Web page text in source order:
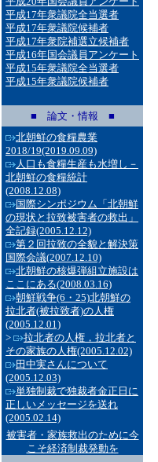
平成17年衆議院全当選者
平成17年衆議院候補者
平成17年衆院補選立候補者
平成16年国会議員アンケート
平成15年衆議院全当選者
平成15年衆議院候補者
■ 論文・情報 ■
北朝鮮の食糧農業
2018/19(2019.09.09)
人口も食糧生産も水増し－
北朝鮮の食糧統計
(2008.12.08)
国際シンポジウム「北朝鮮
の現状と拉致被害者の救出」
全記録(2005.12.12)
第２回拉致の全貌と解決策
国際会議(2007.12.10)
北朝鮮の核爆弾組立施設は
ここにある(2008.03.16)
朝鮮戦争(6・25)北朝鮮の
拉北者(被拉致者)の人権
(2005.12.01)
>
拉北者の人権，拉北者と
その家族の人権(2005.12.02)
田中実さんについて
(2005.12.03)
単独制裁で独裁者金正日に
正しいメッセージを送れ
(2005.02.14)
被害者・家族救出のために今
こそ経済制裁発動を